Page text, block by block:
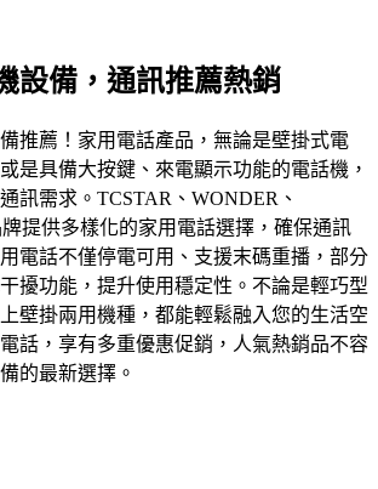
設備，通訊推薦熱銷
推薦！家用電話產品，無論是壁掛式電
是具備大按鍵、來電顯示功能的電話機，
訊需求。TCSTAR、WONDER、
牌提供多樣化的家用電話選擇，確保通訊
電話不僅停電可用、支援末碼重播，部分
擾功能，提升使用穩定性。不論是輕巧型
壁掛兩用機種，都能輕鬆融入您的生活空
話，享有多重優惠促銷，人氣熱銷品不容
的最新選擇。